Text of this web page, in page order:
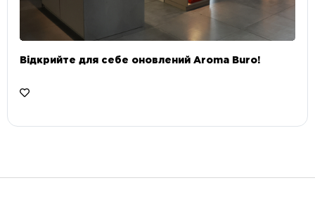
Відкрийте для себе оновлений Aroma Buro! ⠀